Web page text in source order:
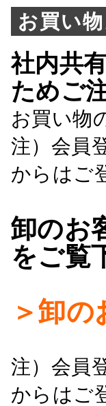
お買
社内共
ためご
お買い物
注）会員
からはご
卸のお
をご覧
＞卸
注）会員
からはご